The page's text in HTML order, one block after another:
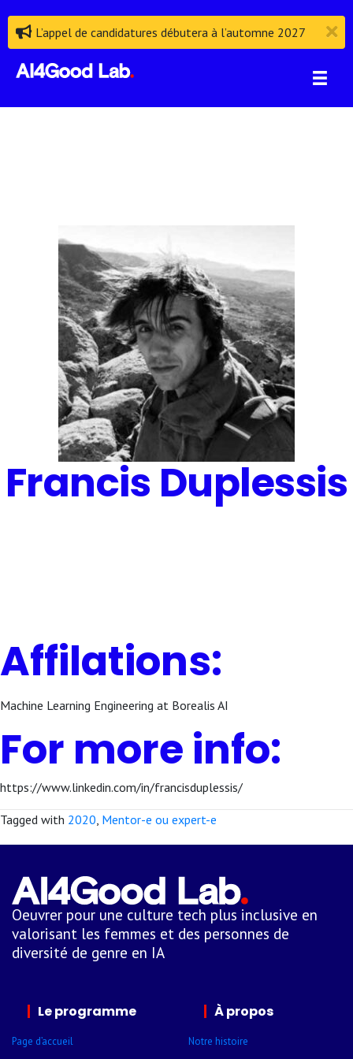
L’appel de candidatures débutera à l’automne 2027
Francis Duplessis
Affilations:
Machine Learning Engineering at Borealis AI
For more info:
https://www.linkedin.com/in/francisduplessis/
Tagged with 2020 Mentor-e ou expert-e
Oeuvrer pour une culture tech plus inclusive en
valorisant les femmes et des personnes de
diversité de genre en IA
Le programme
Page d’accueil
À propos
Notre histoire